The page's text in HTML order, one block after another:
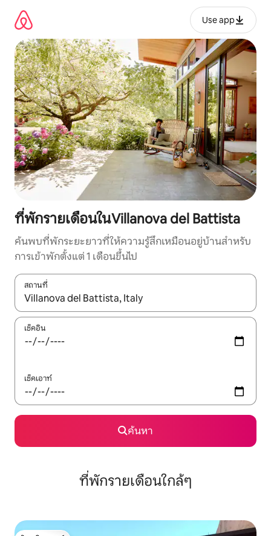
เนื้อหา
Use app
ที่พักรายเดือนในVillanova del Battista
ค้นพบที่พักระยะยาวที่ให้ความรู้สึกเหมือนอยู่บ้านสำหรับ
การเข้าพักตั้งแต่ 1 เดือนขึ้นไป
สถานที่
ใช้ลูกศรขึ้นลง หรือใช้การสัมผัสหรือปัด เพื่อสำรวจผลการค้นหา
เช็คอิน
เช็คเอาท์
ค้นหา
ที่พักรายเดือนใกล้ๆ